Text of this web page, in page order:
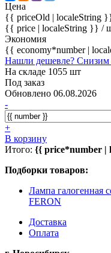
Цена
{{ priceOld | localeString
{{ price | localeString }} /
Экономия
{{ economy*number |
Нашли дешевле? Снизим
На складе 1055 шт
Под заказ
Обновлено 06.08.2026
-
+
В корзину
Итого: {{ price*number |
Подборки товаров:
Лампа галогенная
FERON
Доставка
Оплата